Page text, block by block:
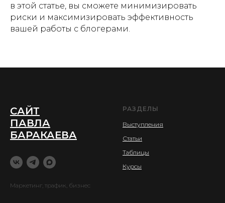
в этой статье, вы сможете минимизировать
риски и максимизировать эффективность
вашей работы с блогерами.
САЙТ
ПАВЛА
БАРАКАЕВА
Маркетинг, трафик, бизнес
РАЗДЕЛЫ
Выступления
Статьи
Таблицы
Курсы